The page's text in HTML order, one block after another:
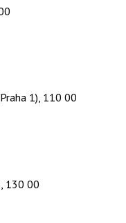
1), 110 00
130 00